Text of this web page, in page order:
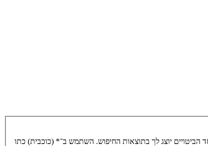
הביטויים יוצג לך בתוצאות החיפוש. השתמש ב־* (כוכבית) כתו